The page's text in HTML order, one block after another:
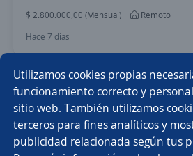
Utilizamos cookies propias
funcionamiento correcto y
sitio web. También utilizamos
terceros para fines analíticos y
publicidad relacionada según tus
$ 2.800.000,00 (Mensual)
Remoto
Hace 7 días
Nuevas ofertas de empleo
Empleos similares
Buscar es más fácil